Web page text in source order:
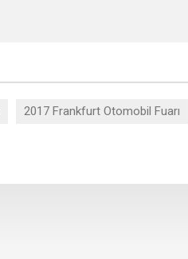
2017 Frankfurt Otomobil Fuarı